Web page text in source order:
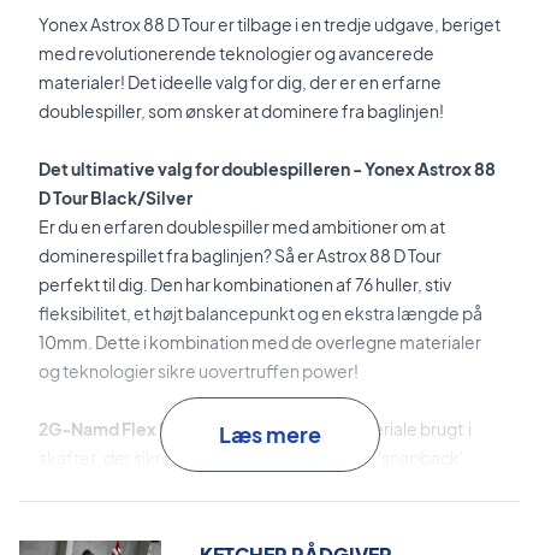
Yonex Astrox 88 D Tour er tilbage i en tredje udgave, beriget
med revolutionerende teknologier og avancerede
materialer! Det ideelle valg for dig, der er en erfarne
doublespiller, som ønsker at dominere fra baglinjen!
Det ultimative valg for doublespilleren -Yonex Astrox 88
D Tour Black/Silver
Er du en erfaren doublespiller med ambitioner om at
dominerespillet fra baglinjen? Så er Astrox 88 D Tour
perfekt til dig. Den har kombinationen af 76 huller, stiv
fleksibilitet, et højt balancepunkt og en ekstra længde på
10mm. Dette i kombination med de overlegne materialer
og teknologier sikre uovertruffen power!
2G-Namd Flex Force
er det innovative materiale brugt i
skaftet, der sikre en ekstraordinær 'flex' og 'snapback'.
fremragende kraft og aerodynamik for lynhurtig
Læs mere